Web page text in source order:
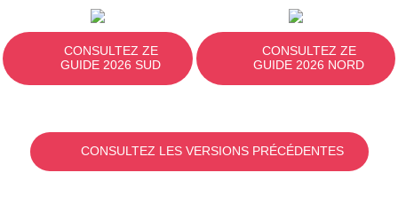
CONSULTEZ ZE
GUIDE 2026 SUD
CONSULTEZ ZE
GUIDE 2026 NORD
CONSULTEZ LES VERSIONS PRÉCÉDENTES